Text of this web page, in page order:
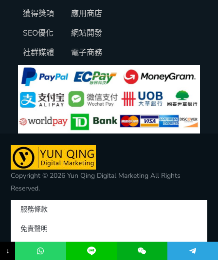
獲得獎項
SEO優化
社群媒體
應用商店
網站開發
電子商務
Copyright © 2026 Yun Qing Digital Marketing All Rights
Reserved.
服務條款
免責聲明
隱私權聲明
↓